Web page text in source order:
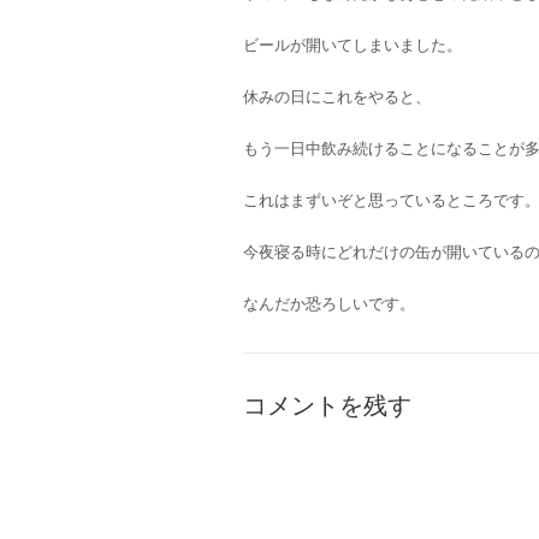
ビールが開いてしまいました。
休みの日にこれをやると、
もう一日中飲み続けることになることが
これはまずいぞと思っているところです。
今夜寝る時にどれだけの缶が開いている
なんだか恐ろしいです。
コメントを残す